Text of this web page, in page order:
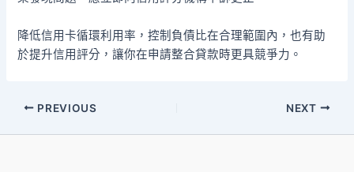
降低信用卡循環利用率，控制負債比在合理範圍內，也有助
於提升信用評分，讓你在申請整合貸款時更具競爭力。
PREVIOUS NEXT